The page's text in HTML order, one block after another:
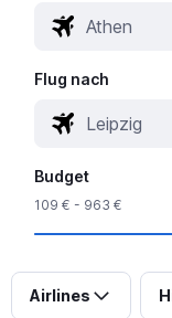
Flug nach
Budget
109 € - 963 €
Airlines